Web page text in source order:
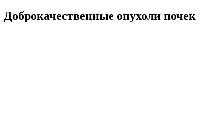
Доброкачественные опухоли почек